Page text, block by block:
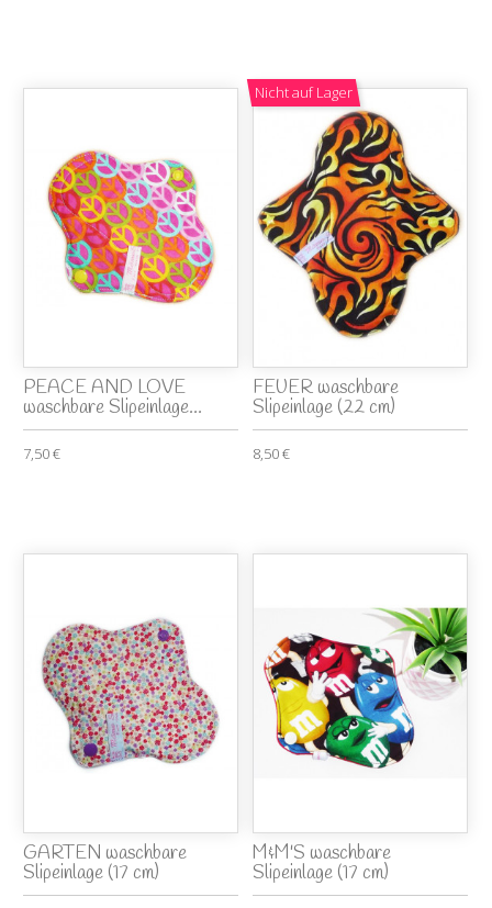
PEACE AND LOVE
waschbare Slipeinlage...
7,50 €
Nicht auf Lager
FEUER waschbare
Slipeinlage (22 cm)
8,50 €
GARTEN waschbare
Slipeinlage (17 cm)
M&M'S waschbare
Slipeinlage (17 cm)